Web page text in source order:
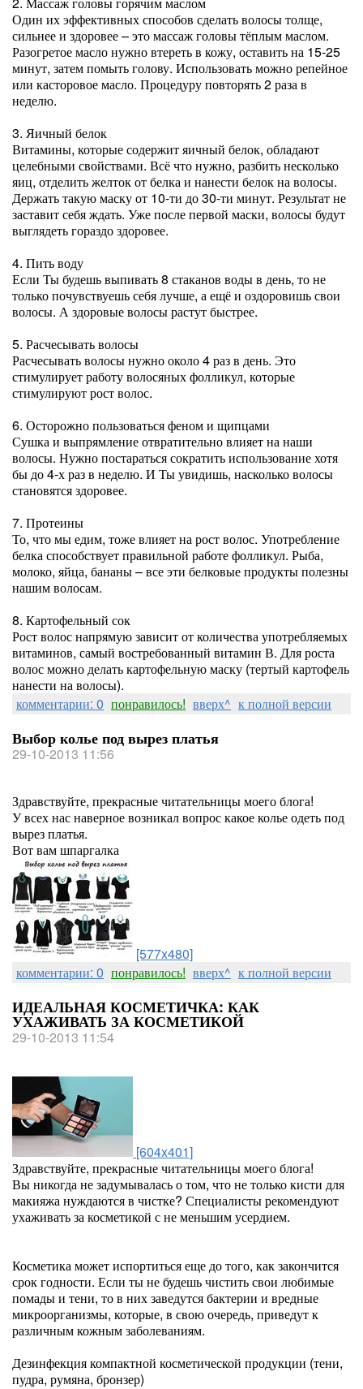
Один их эффективных способов сделать волосы толще,
сильнее и здоровее – это массаж головы тёплым маслом.
Разогретое масло нужно втереть в кожу, оставить на 15-25
минут, затем помыть голову. Использовать можно репейное
или касторовое масло. Процедуру повторять 2 раза в
неделю.
3. Яичный белок
Витамины, которые содержит яичный белок, обладают
целебными свойствами. Всё что нужно, разбить несколько
яиц, отделить желток от белка и нанести белок на волосы.
Держать такую маску от 10-ти до 30-ти минут. Результат не
заставит себя ждать. Уже после первой маски, волосы будут
выглядеть гораздо здоровее.
4. Пить воду
Если Ты будешь выпивать 8 стаканов воды в день, то не
только почувствуешь себя лучше, а ещё и оздоровишь свои
волосы. А здоровые волосы растут быстрее.
5. Расчесывать волосы
Расчесывать волосы нужно около 4 раз в день. Это
стимулирует работу волосяных фолликул, которые
стимулируют рост волос.
6. Осторожно пользоваться феном и щипцами
Сушка и выпрямление отвратительно влияет на наши
волосы. Нужно постараться сократить использование хотя
бы до 4-х раз в неделю. И Ты увидишь, насколько волосы
становятся здоровее.
7. Протеины
То, что мы едим, тоже влияет на рост волос. Употребление
белка способствует правильной работе фолликул. Рыба,
молоко, яйца, бананы – все эти белковые продукты полезны
нашим волосам.
8. Картофельный сок
Рост волос напрямую зависит от количества употребляемых
витаминов, самый востребованный витамин В. Для роста
волос можно делать картофельную маску (тертый картофель
нанести на волосы).
комментарии: 0 понравилось! вверх^ к полной версии
Выбор колье под вырез платья
29-10-2013 11:56
Здравствуйте, прекрасные читательницы моего блога!
У всех нас наверное возникал вопрос какое колье одеть под
вырез платья.
Вот вам шпаргалка
[577x480]
комментарии: 0 понравилось! вверх^ к полной версии
ИДЕАЛЬНАЯ КОСМЕТИЧКА: КАК
УХАЖИВАТЬ ЗА КОСМЕТИКОЙ
29-10-2013 11:54
[604x401]
Здравствуйте, прекрасные читательницы моего блога!
Вы никогда не задумывалась о том, что не только кисти для
макияжа нуждаются в чистке? Специалисты рекомендуют
ухаживать за косметикой с не меньшим усердием.
Косметика может испортиться еще до того, как закончится
срок годности. Если ты не будешь чистить свои любимые
помады и тени, то в них заведутся бактерии и вредные
микроорганизмы, которые, в свою очередь, приведут к
различным кожным заболеваниям.
Дезинфекция компактной косметической продукции (тени,
пудра, румяна, бронзер)